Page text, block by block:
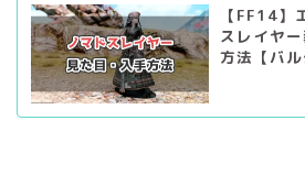
【FF14】
スレイヤ
方法【バル